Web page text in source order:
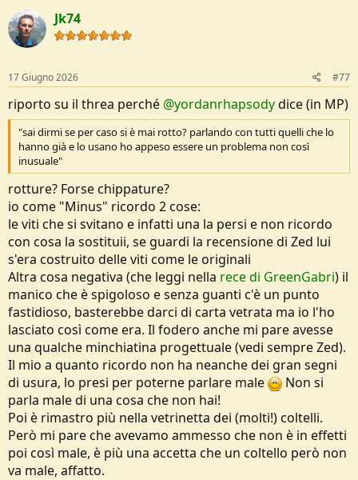
c
t
i
o
s
:
Jk74
17 Giugno 2026 #77
riporto su il threa perché @yordanrhapsodydice (in MP)
"sai dirmi se per caso si è mai rotto? parlando con tutti quelli che lo
hanno già e lo usano ho appeso essere un problema non così
inusuale"
rotture? Forse chippature?
io come "Minus" ricordo 2 cose:
le viti che si svitano e infatti una la persi e non ricordo
con cosa la sostituii, se guardi la recensione di Zed lui
s'era costruito delle viti come le originali
Altra cosa negativa (che leggi nella rece di GreenGabri) il
manico che è spigoloso e senza guanti c'è un punto
fastidioso, basterebbe darci di carta vetrata ma io l'ho
lasciato così come era. Il fodero anche mi pare avesse
una qualche minchiatina progettuale (vedi sempre Zed).
Il mio a quanto ricordo non ha neanche dei gran segni
di usura, lo presi per poterne parlare male
Non si
parla male di una cosa che non hai!
Poi è rimastro più nella vetrinetta dei (molti!) coltelli.
Però mi pare che avevamo ammesso che non è in effetti
poi così male, è più una accetta che un coltello però non
va male, affatto.